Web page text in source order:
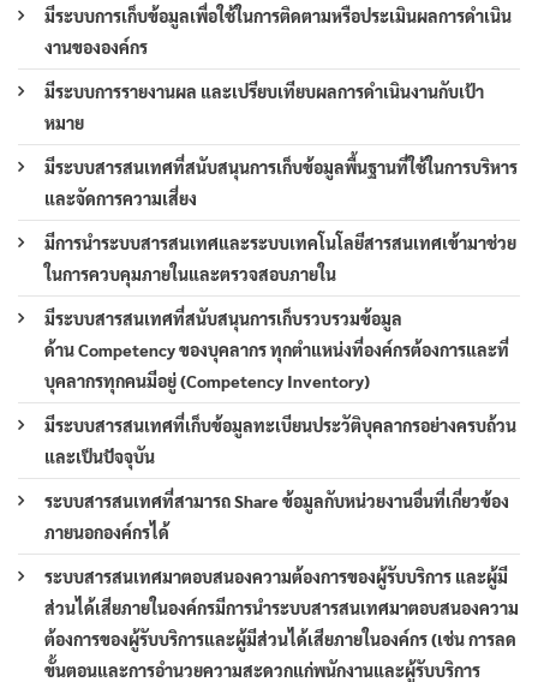
มีระบบการเก็บข้อมูลเพื่อใช้ในการติดตามหรือประเมินผลการดำเนิน
งานขององค์กร
มีระบบการรายงานผล และเปรียบเทียบผลการดำเนินงานกับเป้า
หมาย
มีระบบสารสนเทศที่สนับสนุนการเก็บข้อมูลพื้นฐานที่ใช้ในการบริหาร
และจัดการความเสี่ยง
มีการนำระบบสารสนเทศและระบบเทคโนโลยีสารสนเทศเข้ามาช่วย
ในการควบคุมภายในและตรวจสอบภายใน
มีระบบสารสนเทศที่สนับสนุนการเก็บรวบรวมข้อมูล
ด้าน Competency ของบุคลากร ทุกตำแหน่งที่องค์กรต้องการและที่
บุคลากรทุกคนมีอยู่ (Competency Inventory)
มีระบบสารสนเทศที่เก็บข้อมูลทะเบียนประวัติบุคลากรอย่างครบถ้วน
และเป็นปัจจุบัน
ระบบสารสนเทศที่สามารถ Share ข้อมูลกับหน่วยงานอื่นที่เกี่ยวข้อง
ภายนอกองค์กรได้
ระบบสารสนเทศมาตอบสนองความต้องการของผู้รับบริการ และผู้มี
ส่วนได้เสียภายในองค์กรมีการนำระบบสารสนเทศมาตอบสนองความ
ต้องการของผู้รับบริการและผู้มีส่วนได้เสียภายในองค์กร (เช่น การลด
ขั้นตอนและการอำนวยความสะดวกแก่พนักงานและผู้รับบริการ